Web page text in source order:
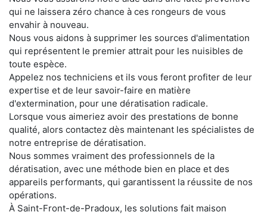
qui ne laissera zéro chance à ces rongeurs de vous
envahir à nouveau.
Nous vous aidons à supprimer les sources d'alimentation
qui représentent le premier attrait pour les nuisibles de
toute espèce.
Appelez nos techniciens et ils vous feront profiter de leur
expertise et de leur savoir-faire en matière
d'extermination, pour une dératisation radicale.
Lorsque vous aimeriez avoir des prestations de bonne
qualité, alors contactez dès maintenant les spécialistes de
notre entreprise de dératisation.
Nous sommes vraiment des professionnels de la
dératisation, avec une méthode bien en place et des
appareils performants, qui garantissent la réussite de nos
opérations.
À Saint-Front-de-Pradoux, les solutions fait maison